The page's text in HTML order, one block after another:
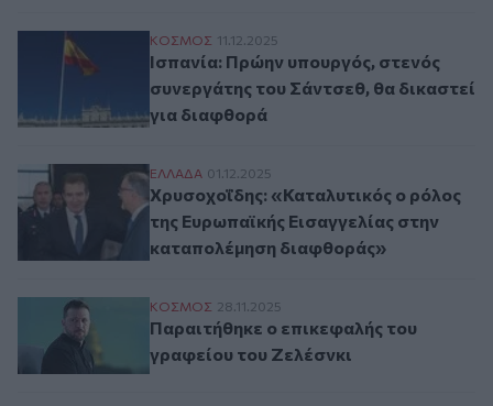
Ισπανία: Πρώην υπουργός, στενός
ΚΟΣΜΟΣ 11.12.2025
Ισπανία: Πρώην υπουργός, στενός
συνεργάτης του Σάντσεθ, θα δικαστεί
για διαφθορά
Χρυσοχοΐδης: «Καταλυτικός ο ρόλος
ΕΛΛAΔΑ 01.12.2025
Χρυσοχοΐδης: «Καταλυτικός ο ρόλος
της Ευρωπαϊκής Εισαγγελίας στην
καταπολέμηση διαφθοράς»
Παραιτήθηκε ο επικεφαλής του γραφείου
ΚΟΣΜΟΣ 28.11.2025
Παραιτήθηκε ο επικεφαλής του
γραφείου του Ζελέσνκι